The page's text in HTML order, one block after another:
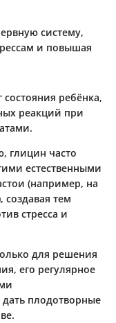
систему,
и повышая
ребёнка,
реакций при
глицин часто
естественными
(например, на
тем
стресса и
для решения
его регулярное
плодотворные